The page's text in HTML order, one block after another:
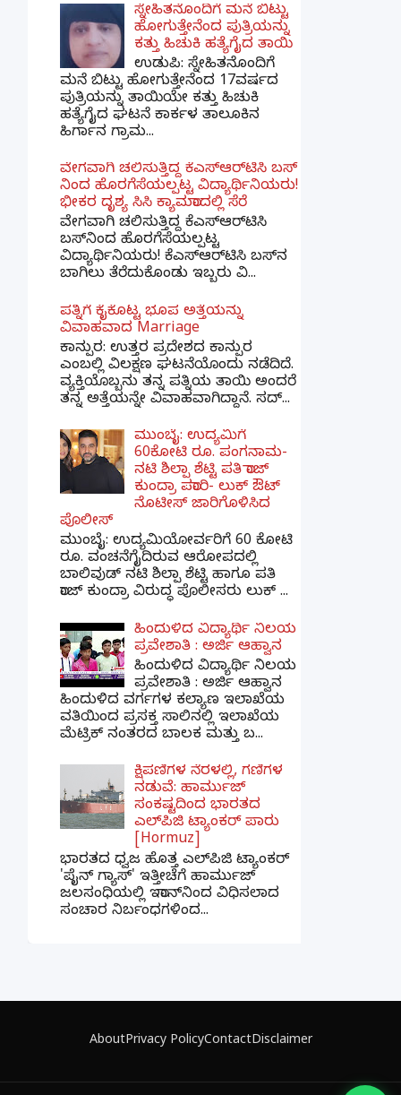
ಸ್ನೇಹಿತನೊಂದಿಗೆ ಮನೆ ಬಿಟ್ಟು
ಹೋಗುತ್ತೇನೆಂದ ಪುತ್ರಿಯನ್ನು
ಕತ್ತು ಹಿಚುಕಿ ಹತ್ಯೆಗೈದ ತಾಯಿ
ಉಡುಪಿ: ಸ್ನೇಹಿತನೊಂದಿಗೆ
ಮನೆ ಬಿಟ್ಟು ಹೋಗುತ್ತೇನೆಂದ 17ವರ್ಷದ
ಪುತ್ರಿಯನ್ನು ತಾಯಿಯೇ ಕತ್ತು ಹಿಚುಕಿ
ಹತ್ಯೆಗೈದ ಘಟನೆ ಕಾರ್ಕಳ ತಾಲೂಕಿನ
ಹಿರ್ಗಾನ ಗ್ರಾಮ...
ವೇಗವಾಗಿ ಚಲಿಸುತ್ತಿದ್ದ ಕೆಎಸ್​ಆರ್​ಟಿಸಿ ಬಸ್​
ನಿಂದ ಹೊರಗೆಸೆಯಲ್ಪಟ್ಟ ವಿದ್ಯಾರ್ಥಿನಿಯರು!
ಭೀಕರ ದೃಶ್ಯ ಸಿಸಿ ಕ್ಯಾಮರಾದಲ್ಲಿ ಸೆರೆ
ವೇಗವಾಗಿ ಚಲಿಸುತ್ತಿದ್ದ ಕೆಎಸ್‌ಆರ್‌ಟಿಸಿ
ಬಸ್‌ನಿಂದ ಹೊರಗೆಸೆಯಲ್ಪಟ್ಟ
ವಿದ್ಯಾರ್ಥಿನಿಯರು! ಕೆಎಸ್‌ಆರ್‌ಟಿಸಿ ಬಸ್‌ನ
ಬಾಗಿಲು ತೆರೆದುಕೊಂಡು ಇಬ್ಬರು ವಿ...
ಪತ್ನಿಗೆ ಕೈಕೊಟ್ಟ ಭೂಪ ಅತ್ತೆಯನ್ನು
ವಿವಾಹವಾದ Marriage
ಕಾನ್ಪುರ: ಉತ್ತರ ಪ್ರದೇಶದ ಕಾನ್ಪುರ
ಎಂಬಲ್ಲಿ ವಿಲಕ್ಷಣ ಘಟನೆಯೊಂದು ನಡೆದಿದೆ.
ವ್ಯಕ್ತಿಯೊಬ್ಬನು ತನ್ನ ಪತ್ನಿಯ ತಾಯಿ ಅಂದರೆ
ತನ್ನ ಅತ್ತೆಯನ್ನೇ ವಿವಾಹವಾಗಿದ್ದಾನೆ. ಸದ್...
ಮುಂಬೈ: ಉದ್ಯಮಿಗೆ
60ಕೋಟಿ ರೂ. ಪಂಗನಾಮ-
ನಟಿ ಶಿಲ್ಪಾ ಶೆಟ್ಟಿ ಪತಿ ರಾಜ್
ಕುಂದ್ರಾ ಪರಾರಿ- ಲುಕ್ ಔಟ್
ನೊಟೀಸ್ ಜಾರಿಗೊಳಿಸಿದ
ಪೊಲೀಸ್
ಮುಂಬೈ: ಉದ್ಯಮಿಯೋರ್ವರಿಗೆ 60 ಕೋಟಿ
ರೂ. ವಂಚನೆಗೈದಿರುವ ಆರೋಪದಲ್ಲಿ
ಬಾಲಿವುಡ್ ನಟಿ ಶಿಲ್ಪಾ ಶೆಟ್ಟಿ ಹಾಗೂ ಪತಿ
ರಾಜ್ ಕುಂದ್ರಾ ವಿರುದ್ಧ ಪೊಲೀಸರು ಲುಕ್ ...
ಹಿಂದುಳಿದ ವಿದ್ಯಾರ್ಥಿ ನಿಲಯ
ಪ್ರವೇಶಾತಿ : ಅರ್ಜಿ ಆಹ್ವಾನ
ಹಿಂದುಳಿದ ವಿದ್ಯಾರ್ಥಿ ನಿಲಯ
ಪ್ರವೇಶಾತಿ : ಅರ್ಜಿ ಆಹ್ವಾನ
ಹಿಂದುಳಿದ ವರ್ಗಗಳ ಕಲ್ಯಾಣ ಇಲಾಖೆಯ
ವತಿಯಿಂದ ಪ್ರಸಕ್ತ ಸಾಲಿನಲ್ಲಿ ಇಲಾಖೆಯ
ಮೆಟ್ರಿಕ್ ನಂತರದ ಬಾಲಕ ಮತ್ತು ಬ...
ಕ್ಷಿಪಣಿಗಳ ನೆರಳಲ್ಲಿ, ಗಣಿಗಳ
ನಡುವೆ: ಹಾರ್ಮುಜ್
ಸಂಕಷ್ಟದಿಂದ ಭಾರತದ
ಎಲ್‌ಪಿಜಿ ಟ್ಯಾಂಕರ್ ಪಾರು
[Hormuz]
ಭಾರತದ ಧ್ವಜ ಹೊತ್ತ ಎಲ್‌ಪಿಜಿ ಟ್ಯಾಂಕರ್
'ಪೈನ್ ಗ್ಯಾಸ್' ಇತ್ತೀಚೆಗೆ ಹಾರ್ಮುಜ್
ಜಲಸಂಧಿಯಲ್ಲಿ ಇರಾನ್‌ನಿಂದ ವಿಧಿಸಲಾದ
ಸಂಚಾರ ನಿರ್ಬಂಧಗಳಿಂದ...
AboutPrivacy PolicyContactDisclaimer
ಬ್ರೇಕಿಂಗ್ ನ್ಯೂಸ್ ಪಡೆಯಿರಿ!